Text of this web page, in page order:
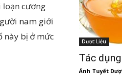
loạn cương
nam giới
này bị ở mức
Dược Liệu
Tác
Ánh Tuyết